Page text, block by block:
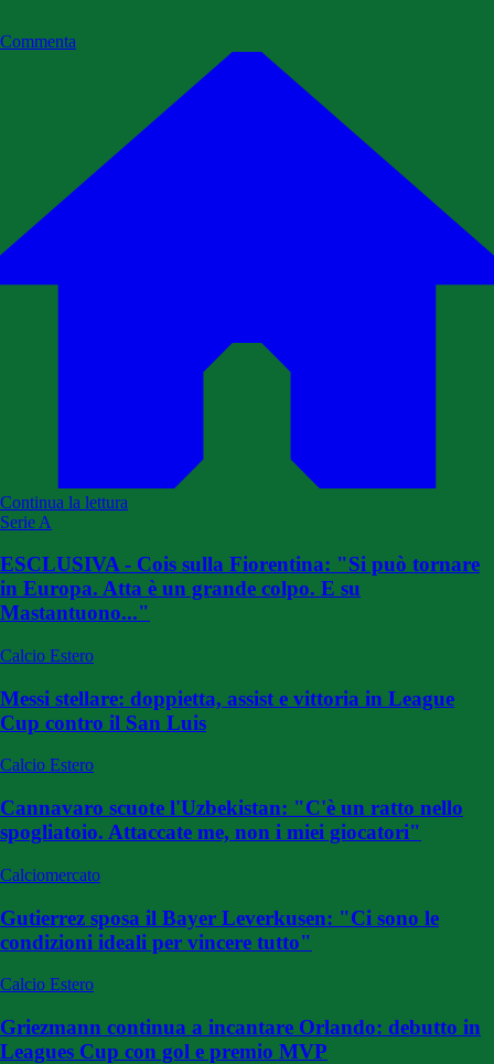
Commenta
Continua la lettura
Serie A
ESCLUSIVA - Cois sulla Fiorentina: "Si può tornare
in Europa. Atta è un grande colpo. E su
Mastantuono..."
Calcio Estero
Messi stellare: doppietta, assist e vittoria in League
Cup contro il San Luis
Calcio Estero
Cannavaro scuote l'Uzbekistan: "C'è un ratto nello
spogliatoio. Attaccate me, non i miei giocatori"
Calciomercato
Gutierrez sposa il Bayer Leverkusen: "Ci sono le
condizioni ideali per vincere tutto"
Calcio Estero
Griezmann continua a incantare Orlando: debutto in
Leagues Cup con gol e premio MVP